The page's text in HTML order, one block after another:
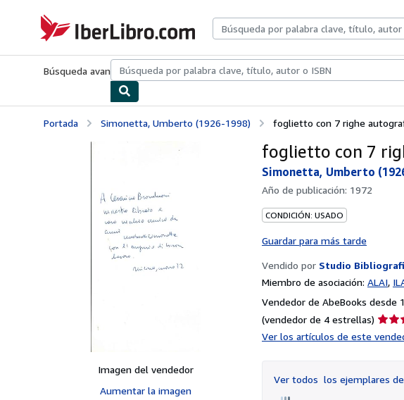
IberLibro.com
Búsqueda avanzadaColecciones Libros antiguosArte y coleccionismo
Portada Simonetta, Umberto (1926-1998) foglietto con 7 righe
Imagen del vendedor
Aumentar la imagen
foglietto con 7
Simonetta, Umberto
Año de publicación: 1972
CONDICIÓN: USADO
Guardar para más tarde
Vendido por Studio
Miembro de asociación: ALAI
Vendedor de AbeBooks desde
(vendedor de 4 estrellas)
Ver los artículos de este
Ver todos los ejemplares